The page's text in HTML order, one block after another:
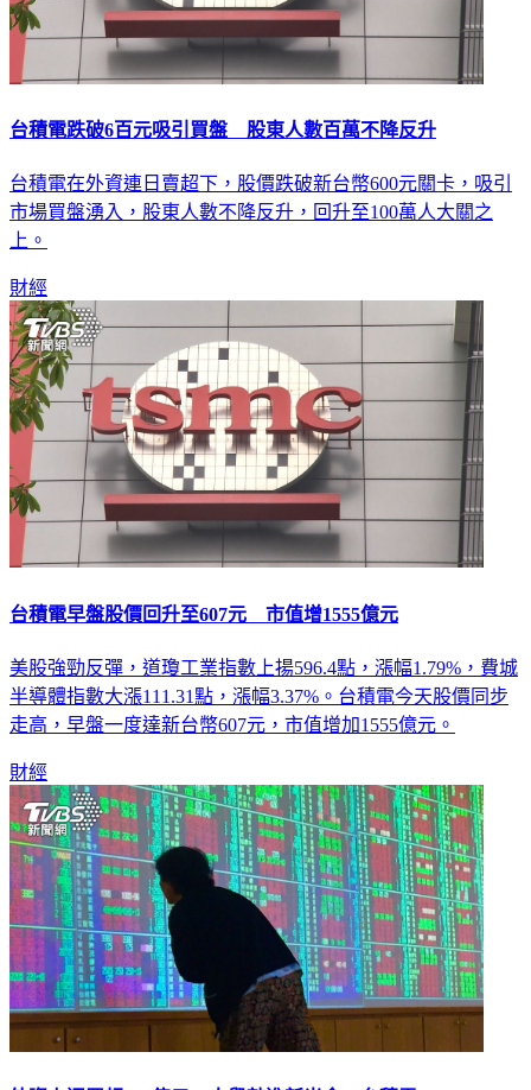
台積電跌破6百元吸引買盤 股東人數百萬不降反升
台積電在外資連日賣超下，股價跌破新台幣600元關卡，吸引
市場買盤湧入，股東人數不降反升，回升至100萬人大關之
上。
財經
台積電早盤股價回升至607元 市值增1555億元
美股強勁反彈，道瓊工業指數上揚596.4點，漲幅1.79%，費城
半導體指數大漲111.31點，漲幅3.37%。台積電今天股價同步
走高，早盤一度達新台幣607元，市值增加1555億元。
財經